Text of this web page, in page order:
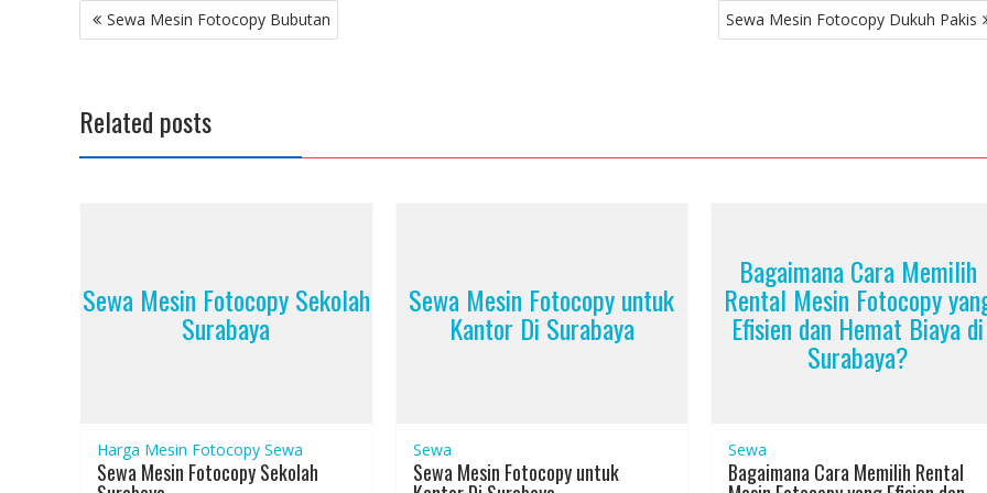
Post
navigation
Sewa Mesin Fotocopy Bubutan Sewa Mesin Fotocopy Dukuh Pakis
Related posts
Sewa Mesin Fotocopy Sekolah
Surabaya
Harga Mesin Fotocopy Sewa
Sewa Mesin Fotocopy Sekolah
Sewa Mesin Fotocopy untuk
Kantor Di Surabaya
Sewa
Sewa Mesin Fotocopy untuk
Bagaimana Cara Memilih
Rental Mesin Fotocopy
Efisien dan Hemat Biaya di
Surabaya?
Sewa
Bagaimana Cara Memilih Rental